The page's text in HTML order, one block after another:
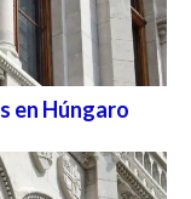
en Húngaro